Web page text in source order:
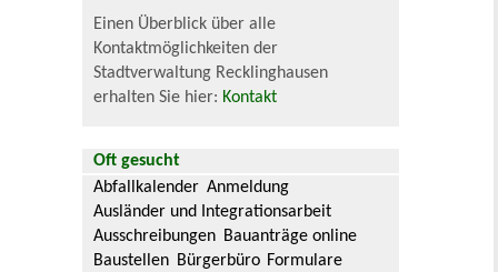
Einen Überblick über alle
Kontaktmöglichkeiten der
Stadtverwaltung Recklinghausen
erhalten Sie hier: Kontakt
Oft gesucht
Abfallkalender Anmeldung
Ausländer und Integrationsarbeit
Ausschreibungen Bauanträge online
Baustellen Bürgerbüro Formulare